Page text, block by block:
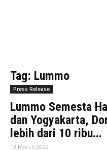
Tag: Lummo
Press Release
Lummo Semesta
dan Yogyakarta,
lebih dari 10 ribu...
13 March 2022